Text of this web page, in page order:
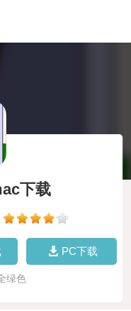
下载
PC下载
绿色